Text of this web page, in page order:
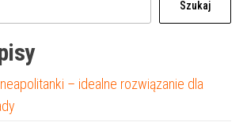
Szukaj
– idealne rozwiązanie dla